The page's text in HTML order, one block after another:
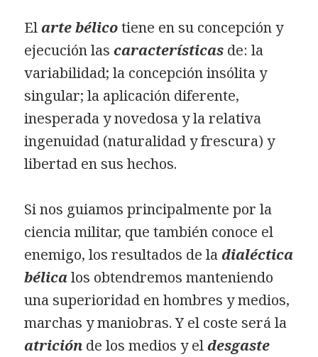
Elarte bélicotiene en su concepción y
ejecución lascaracterísticas de: la
variabilidad; la concepción insólita y
singular; la aplicación diferente,
inesperada y novedosa y la relativa
ingenuidad (naturalidad y frescura) y
libertad en sus hechos.
Si nos guiamos principalmente por la
ciencia militar, que también conoce el
enemigo, los resultados de ladialéctica
bélicalos obtendremos manteniendo
una superioridad en hombres y medios,
marchas y maniobras. Y el coste será la
atrición de los medios y eldesgaste